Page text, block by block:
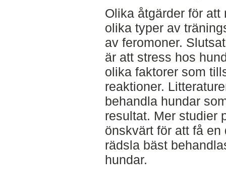
Olika åtgärder för
olika typer av
av feromoner.
är att stress hos
olika faktorer som
reaktioner.
behandla hundar
resultat. Mer studier
önskvärt för att få
rädsla bäst
hundar.